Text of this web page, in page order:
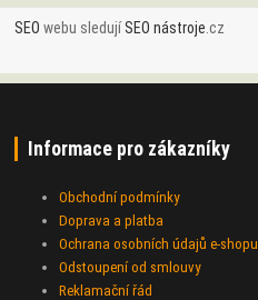
SEO webu sledujíSEO nástroje.cz
Informace pro zákazníky
Obchodní podmínky
Doprava a platba
Ochrana osobních údajů e-shopu
Odstoupení od smlouvy
Reklamační řád